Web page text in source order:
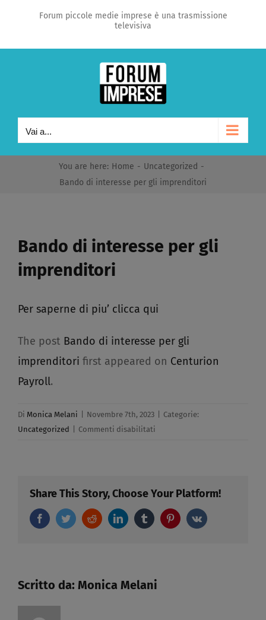
contenuto
Forum piccole medie imprese è una trasmissione
televisiva
Vai a...
You are here: Home - Uncategorized -
Bando di interesse per gli imprenditori
Bando di interesse per gli
imprenditori
Per saperne di piu’ clicca qui
The post Bando di interesse per gli
imprenditori first appeared on Centurion
Payroll.
Di Monica Melani Novembre 7th, 2023
Categorie:
Uncategorized
Commenti disabilitati
per
imprenditori
Share This Story, Choose Your Platform!
FacebookTwitterRedditLinkedInTumblr Pinterest
Vk
Scritto da: Monica Melani